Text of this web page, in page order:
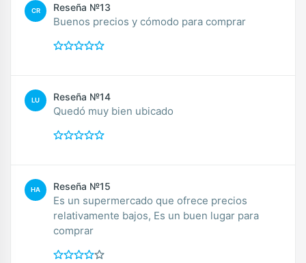
CR Reseña №13
Buenos precios y cómodo para comprar
LU Reseña №14
Quedó muy bien ubicado
HA Reseña №15
Es un supermercado que ofrece precios
relativamente bajos, Es un buen lugar para
comprar